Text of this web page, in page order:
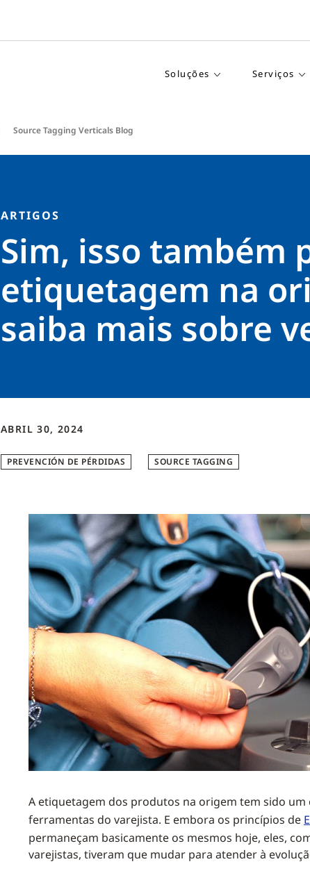
Soluções Serviços
Source Tagging Verticals Blog
ARTIGOS
Sim, isso também
etiquetagem na
saiba mais sobre
ABRIL 30, 2024
PREVENCIÓN DE PÉRDIDAS SOURCE TAGGING
A etiquetagem dos produtos na origem tem sido
ferramentas do varejista. E embora os princípios de
permaneçam basicamente os mesmos hoje, eles,
varejistas, tiveram que mudar para atender à